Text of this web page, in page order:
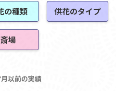
の種類 供花のタイプ
斎場
以前の実績